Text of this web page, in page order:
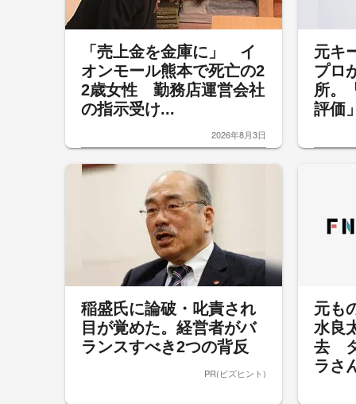
「売上金を金庫に」 イ
オンモール熊本で死亡の2
2歳女性 勤務店運営会社
の指示受け...
2026年8月3日
元キ
プロ
所。
評価
稲盛氏に論破・叱責され
目が覚めた。経営者がバ
ランスすべき2つの背反
PR(ビズヒント)
元も
水良
去
ラさ